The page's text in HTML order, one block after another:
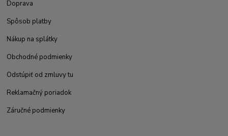
Doprava
Spôsob platby
Nákup na splátky
Obchodné podmienky
Odstúpiť od zmluvy tu
Reklamačný poriadok
Záručné podmienky